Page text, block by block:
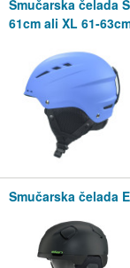
Smučarska čelada
61cm ali XL 61-
Smučarska čelada